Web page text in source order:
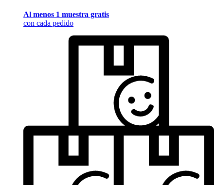
Al menos 1 muestra gratis
con cada pedido